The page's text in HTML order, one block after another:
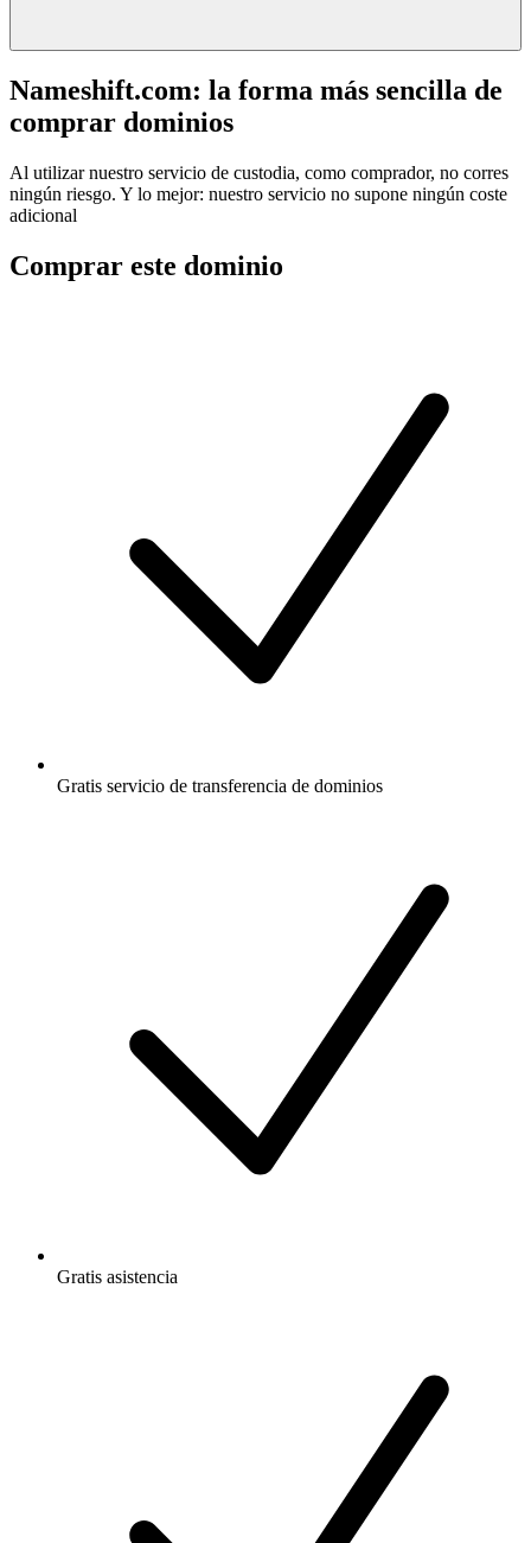
Nameshift.com: la forma más sencilla de
comprar dominios
Al utilizar nuestro servicio de custodia, como comprador, no corres
ningún riesgo. Y lo mejor: nuestro servicio no supone ningún coste
adicional
Comprar este dominio
Gratis servicio de transferencia de dominios
Gratis asistencia